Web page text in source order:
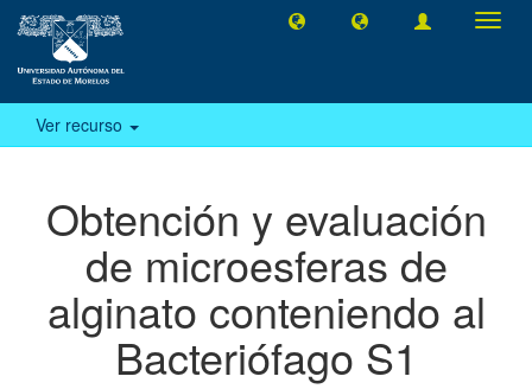
Ver recurso
Obtención y evaluación
de microesferas de
alginato conteniendo al
Bacteriófago S1